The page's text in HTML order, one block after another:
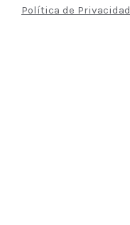
Política de Privacidad